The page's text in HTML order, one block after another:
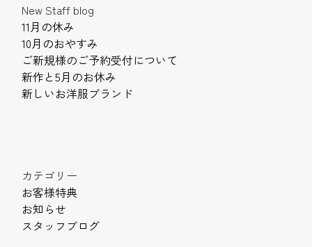
New Staff blog
11月の休み
10月のおやすみ
ご新規様のご予約受付について
新作と5月のお休み
新しいお洋服ブランド
カテゴリー
お客様特典
お知らせ
スタッフブログ